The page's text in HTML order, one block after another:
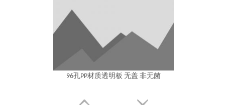
96孔PP材质透明板 无盖 非无菌